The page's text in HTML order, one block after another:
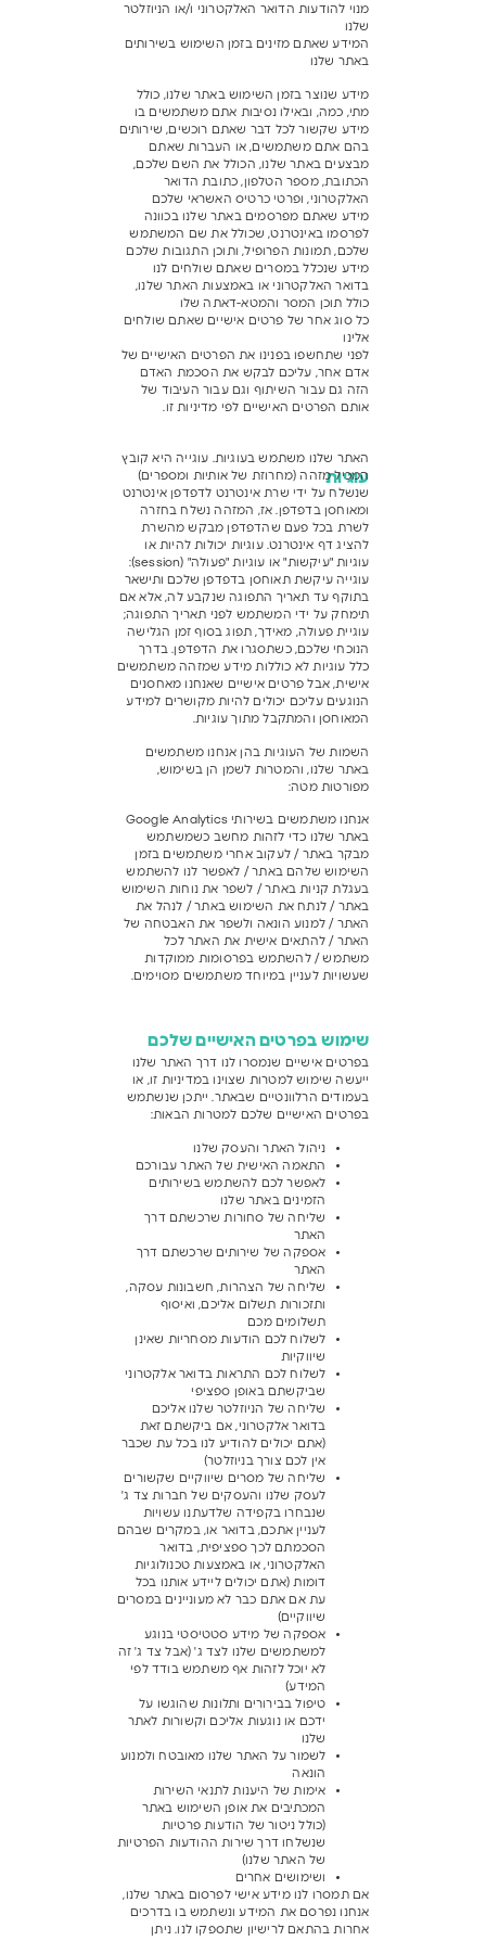
מנוי להודעות הדואר האלקטרוני ו/או הניוזלטר
שלנו
המידע שאתם מזינים בזמן השימוש בשירותים
באתר שלנו
מידע שנוצר בזמן השימוש באתר שלנו, כולל
מתי, כמה, ובאילו נסיבות אתם משתמשים בו
מידע שקשור לכל דבר שאתם רוכשים, שירותים
בהם אתם משתמשים, או העברות שאתם
מבצעים באתר שלנו, הכולל את השם שלכם,
הכתובת, מספר הטלפון, כתובת הדואר
האלקטרוני, ופרטי כרטיס האשראי שלכם
מידע שאתם מפרסמים באתר שלנו בכוונה
לפרסמו באינטרנט, שכולל את שם המשתמש
שלכם, תמונות הפרופיל, ותוכן התגובות שלכם
מידע שנכלל במסרים שאתם שולחים לנו
בדואר האלקטרוני או באמצעות האתר שלנו,
כולל תוכן המסר והמטא-דאתה שלו
כל סוג אחר של פרטים אישיים שאתם שולחים
אלינו
לפני שתחשפו בפנינו את הפרטים האישיים של
אדם אחר, עליכם לבקש את הסכמת האדם
הזה גם עבור השיתוף וגם עבור העיבוד של
אותם הפרטים האישיים לפי מדיניות זו.
עוגיות
האתר שלנו משתמש בעוגיות. עוגייה היא קובץ
המכיל מזהה (מחרוזת של אותיות ומספרים)
שנשלח על ידי שרת אינטרנט לדפדפן אינטרנט
ומאוחסן בדפדפן. אז, המזהה נשלח בחזרה
לשרת בכל פעם שהדפדפן מבקש מהשרת
להציג דף אינטרנט. עוגיות יכולות להיות או
עוגיות "עיקשות" או עוגיות "פעולה" (session):
עוגייה עיקשת תאוחסן בדפדפן שלכם ותישאר
בתוקף עד תאריך התפוגה שנקבע לה, אלא אם
תימחק על ידי המשתמש לפני תאריך התפוגה;
עוגיית פעולה, מאידך, תפוג בסוף זמן הגלישה
הנוכחי שלכם, כשתסגרו את הדפדפן. בדרך
כלל עוגיות לא כוללות מידע שמזהה משתמשים
אישית, אבל פרטים אישיים שאנחנו מאחסנים
הנוגעים עליכם יכולים להיות מקושרים למידע
המאוחסן והמתקבל מתוך עוגיות.
השמות של העוגיות בהן אנחנו משתמשים
באתר שלנו, והמטרות לשמן הן בשימוש,
מפורטות מטה:
אנחנו משתמשים בשירותי Google Analytics
באתר שלנו כדי לזהות מחשב כשמשתמש
מבקר באתר / לעקוב אחרי משתמשים בזמן
השימוש שלהם באתר / לאפשר לנו להשתמש
בעגלת קניות באתר / לשפר את נוחות השימוש
באתר / לנתח את השימוש באתר / לנהל את
האתר / למנוע הונאה ולשפר את האבטחה של
האתר / להתאים אישית את האתר לכל
משתמש / להשתמש בפרסומות ממוקדות
שעשויות לעניין במיוחד משתמשים מסוימים.
שימוש בפרטים האישיים שלכם
בפרטים אישיים שנמסרו לנו דרך האתר שלנו
ייעשה שימוש למטרות שצוינו במדיניות זו, או
בעמודים הרלוונטיים שבאתר. ייתכן שנשתמש
בפרטים האישיים שלכם למטרות הבאות:
ניהול האתר והעסק שלנו
התאמה האישית של האתר עבורכם
לאפשר לכם להשתמש בשירותים
הזמינים באתר שלנו
שליחה של סחורות שרכשתם דרך
האתר
אספקה של שירותים שרכשתם דרך
האתר
שליחה של הצהרות, חשבונות עסקה,
ותזכורות תשלום אליכם, ואיסוף
תשלומים מכם
לשלוח לכם הודעות מסחריות שאינן
שיווקיות
לשלוח לכם התראות בדואר אלקטרוני
שביקשתם באופן ספציפי
שליחה של הניוזלטר שלנו אליכם
בדואר אלקטרוני, אם ביקשתם זאת
(אתם יכולים להודיע לנו בכל עת שכבר
אין לכם צורך בניוזלטר)
שליחה של מסרים שיווקיים שקשורים
לעסק שלנו והעסקים של חברות צד ג'
שנבחרו בקפידה שלדעתנו עשויות
לעניין אתכם, בדואר או, במקרים שבהם
הסכמתם לכך ספציפית, בדואר
האלקטרוני, או באמצעות טכנולוגיות
דומות (אתם יכולים ליידע אותנו בכל
עת אם אתם כבר לא מעוניינים במסרים
שיווקיים)
אספקה של מידע סטטיסטי בנוגע
למשתמשים שלנו לצד ג' (אבל צד ג' זה
לא יוכל לזהות אף משתמש בודד לפי
המידע)
טיפול בבירורים ותלונות שהוגשו על
ידכם או נוגעות אליכם וקשורות לאתר
שלנו
לשמור על האתר שלנו מאובטח ולמנוע
הונאה
אימות של היענות לתנאי השירות
המכתיבים את אופן השימוש באתר
(כולל ניטור של הודעות פרטיות
שנשלחו דרך שירות ההודעות הפרטיות
של האתר שלנו)
ושימושים אחרים
אם תמסרו לנו מידע אישי לפרסום באתר שלנו,
אנחנו נפרסם את המידע ונשתמש בו בדרכים
אחרות בהתאם לרישיון שתספקו לנו. ניתן